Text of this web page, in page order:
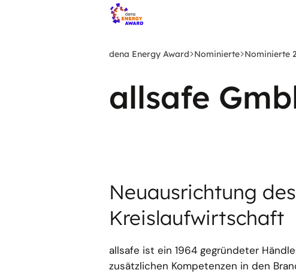
dena Energy Award Nominierte Nominierte
allsafe
Neuausrichtung
Kreislaufwirtschaft
allsafe ist ein 1964 gegründeter
zusätzlichen Kompetenzen in den